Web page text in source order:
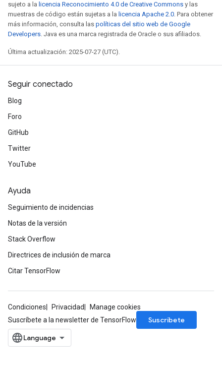
sujeto a la licencia Reconocimiento 4.0 de Creative Commons y las
muestras de código están sujetas a la licencia Apache 2.0. Para obtener
más información, consulta las políticas del sitio web de Google
Developers. Java es una marca registrada de Oracle o sus afiliados.
Última actualización: 2025-07-27 (UTC).
Seguir conectado
Blog
Foro
GitHub
Twitter
YouTube
Ayuda
Seguimiento de incidencias
Notas de la versión
Stack Overflow
Directrices de inclusión de marca
Citar TensorFlow
Condiciones Privacidad
Manage cookies
Suscríbete a la newsletter de TensorFlow
Suscríbete